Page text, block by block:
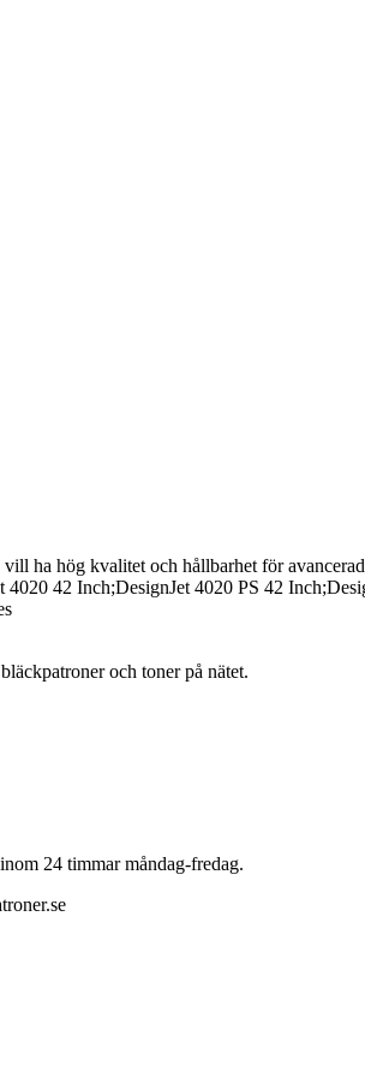
ha hög kvalitet och hållbarhet för
42 Inch;DesignJet 4020 PS 42
och toner på nätet.
24 timmar måndag-fredag.